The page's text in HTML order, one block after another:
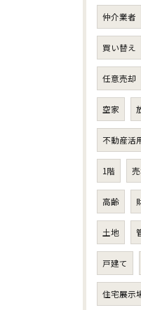
仲介業者
買い替え
任意売却
空家
不動産活
1階
高齢
土地
戸建て
住宅展示